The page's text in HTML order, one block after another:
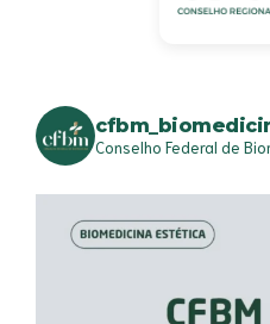
Conselho Federal de